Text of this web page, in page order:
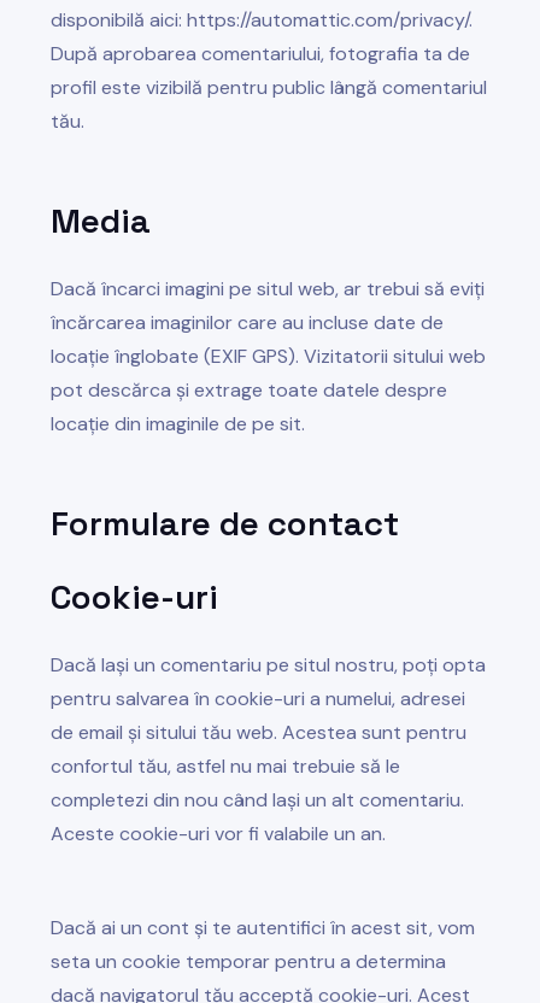
disponibilă aici: https://automattic.com/privacy/.
După aprobarea comentariului, fotografia ta de
profil este vizibilă pentru public lângă comentariul
tău.
Media
Dacă încarci imagini pe situl web, ar trebui să eviți
încărcarea imaginilor care au incluse date de
locație înglobate (EXIF GPS). Vizitatorii sitului web
pot descărca și extrage toate datele despre
locație din imaginile de pe sit.
Formulare de contact
Cookie-uri
Dacă lași un comentariu pe situl nostru, poți opta
pentru salvarea în cookie-uri a numelui, adresei
de email și sitului tău web. Acestea sunt pentru
confortul tău, astfel nu mai trebuie să le
completezi din nou când lași un alt comentariu.
Aceste cookie-uri vor fi valabile un an.
Dacă ai un cont și te autentifici în acest sit, vom
seta un cookie temporar pentru a determina
dacă navigatorul tău acceptă cookie-uri. Acest